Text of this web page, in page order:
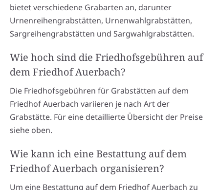
bietet verschiedene Grabarten an, darunter
Urnenreihengrabstätten, Urnenwahlgrabstätten,
Sargreihengrabstätten und Sargwahlgrabstätten.
Wie hoch sind die Friedhofsgebühren auf
dem Friedhof Auerbach?
Die Friedhofsgebühren für Grabstätten auf dem
Friedhof Auerbach variieren je nach Art der
Grabstätte. Für eine detaillierte Übersicht der Preise
siehe oben.
Wie kann ich eine Bestattung auf dem
Friedhof Auerbach organisieren?
Um eine Bestattung auf dem Friedhof Auerbach zu